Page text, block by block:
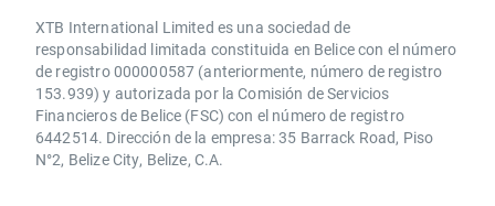
XTB International Limited es una sociedad de
responsabilidad limitada constituida en Belice con el número
de registro 000000587 (anteriormente, número de registro
153.939) y autorizada por la Comisión de Servicios
Financieros de Belice (FSC) con el número de registro
6442514. Dirección de la empresa: 35 Barrack Road, Piso
N°2, Belize City, Belize, C.A.